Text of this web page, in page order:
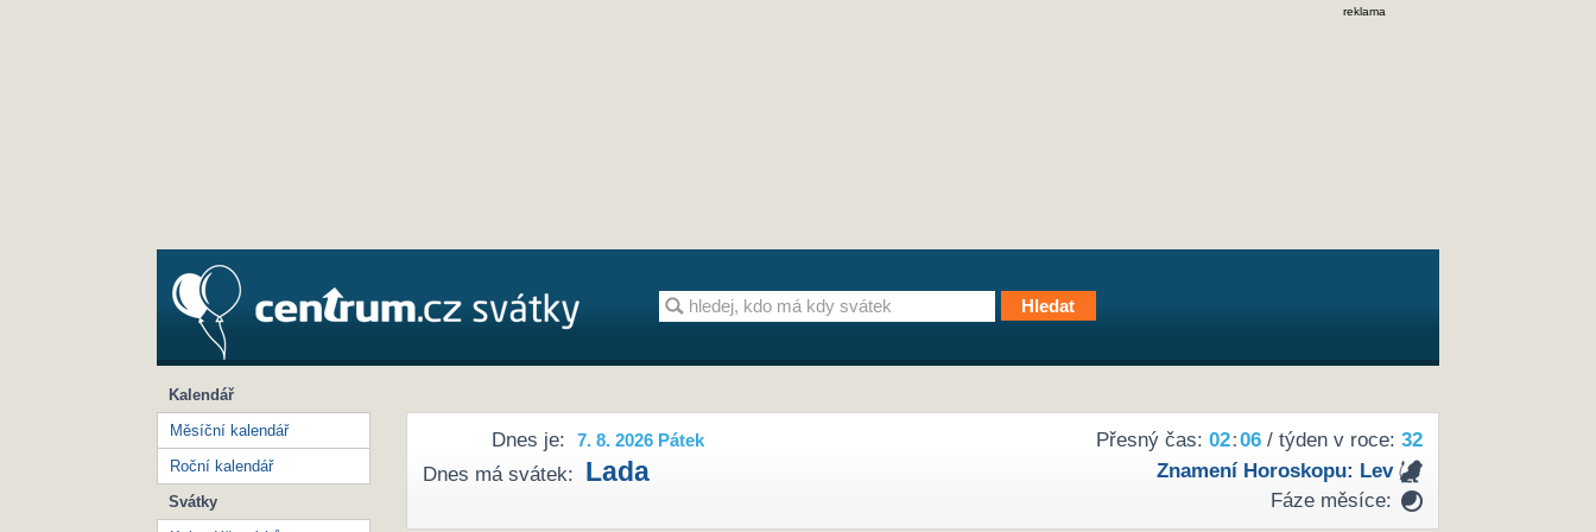
reklama
Přesný čas: 02:06/ týden v roce: 32
Znamení Horoskopu: Lev
Fáze měsíce:
Dnes je: 7. 8. 2026 Pátek
Dnes má svátek: Lada
Kalendář
Měsíční kalendář
Roční kalendář
Svátky